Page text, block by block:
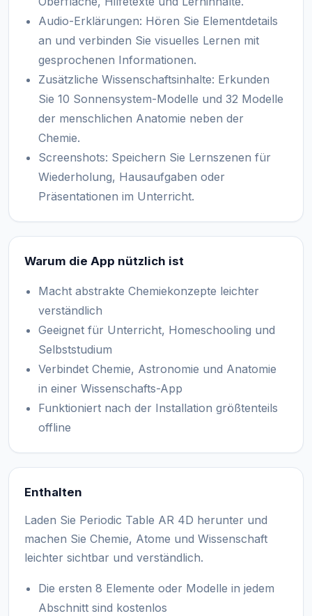
Audio-Erklärungen: Hören Sie Elementdetails
an und verbinden Sie visuelles Lernen mit
gesprochenen Informationen.
Zusätzliche Wissenschaftsinhalte: Erkunden
Sie 10 Sonnensystem-Modelle und 32 Modelle
der menschlichen Anatomie neben der
Chemie.
Screenshots: Speichern Sie Lernszenen für
Wiederholung, Hausaufgaben oder
Präsentationen im Unterricht.
Warum die App nützlich ist
Macht abstrakte Chemiekonzepte leichter
verständlich
Geeignet für Unterricht, Homeschooling und
Selbststudium
Verbindet Chemie, Astronomie und Anatomie
in einer Wissenschafts-App
Funktioniert nach der Installation größtenteils
offline
Enthalten
Laden Sie Periodic Table AR 4D herunter und
machen Sie Chemie, Atome und Wissenschaft
leichter sichtbar und verständlich.
Die ersten 8 Elemente oder Modelle in jedem
Abschnitt sind kostenlos